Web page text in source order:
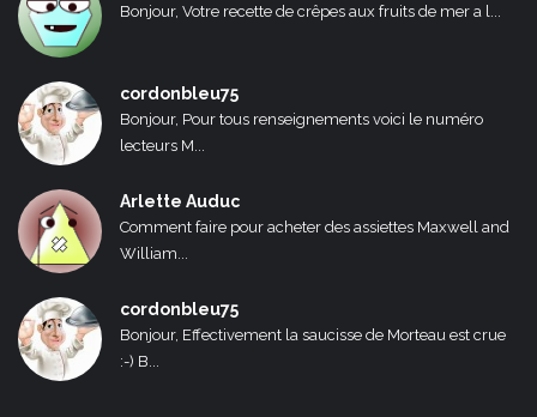
Bonjour, Votre recette de crêpes aux fruits de mer a l...
cordonbleu75
Bonjour, Pour tous renseignements voici le numéro
lecteurs M...
Arlette Auduc
Comment faire pour acheter des assiettes Maxwell and
William...
cordonbleu75
Bonjour, Effectivement la saucisse de Morteau est crue
:-) B...